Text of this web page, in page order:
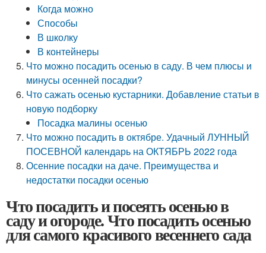
Когда можно
Способы
В школку
В контейнеры
Что можно посадить осенью в саду. В чем плюсы и
минусы осенней посадки?
Что сажать осенью кустарники. Добавление статьи в
новую подборку
Посадка малины осенью
Что можно посадить в октябре. Удачный ЛУННЫЙ
ПОСЕВНОЙ календарь на ОКТЯБРЬ 2022 года
Осенние посадки на даче. Преимущества и
недостатки посадки осенью
Что посадить и посеять осенью в
саду и огороде. Что посадить осенью
для самого красивого весеннего сада